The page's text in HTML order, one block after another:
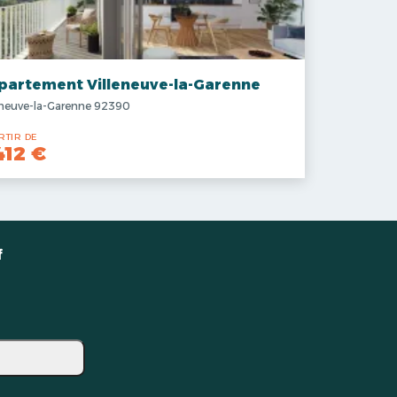
Villeneuve-la-Garenne
la-Garenne 92390
DE
€